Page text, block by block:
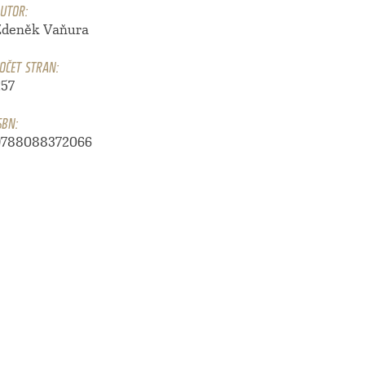
Vaňura
STRAN: